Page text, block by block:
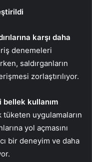
karşı daha
denemeleri
saldırganların
zorlaştırılıyor.
bellek kullanım
tüketen uygulamaların
yol açmasını
bir deneyim ve daha